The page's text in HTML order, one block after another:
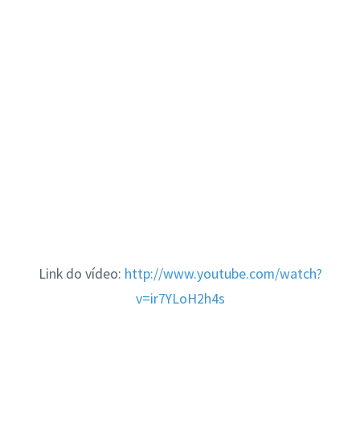
Link do vídeo: http://www.youtube.com/watch?
v=ir7YLoH2h4s